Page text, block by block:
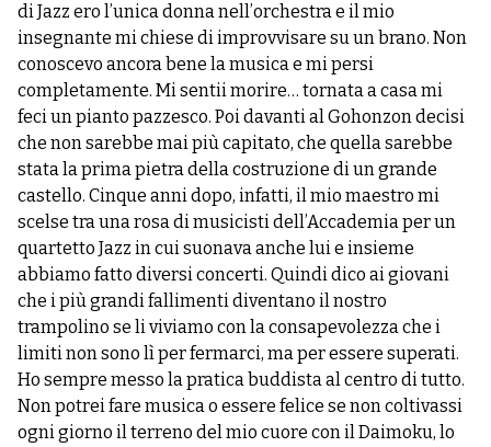
di Jazz ero l’unica donna nell’orchestra e il mio
insegnante mi chiese di improvvisare su un brano. Non
conoscevo ancora bene la musica e mi persi
completamente. Mi sentii morire… tornata a casa mi
feci un pianto pazzesco. Poi davanti al Gohonzon decisi
che non sarebbe mai più capitato, che quella sarebbe
stata la prima pietra della costruzione di un grande
castello. Cinque anni dopo, infatti, il mio maestro mi
scelse tra una rosa di musicisti dell’Accademia per un
quartetto Jazz in cui suonava anche lui e insieme
abbiamo fatto diversi concerti. Quindi dico ai giovani
che i più grandi fallimenti diventano il nostro
trampolino se li viviamo con la consapevolezza che i
limiti non sono lì per fermarci, ma per essere superati.
Ho sempre messo la pratica buddista al centro di tutto.
Non potrei fare musica o essere felice se non coltivassi
ogni giorno il terreno del mio cuore con il Daimoku, lo